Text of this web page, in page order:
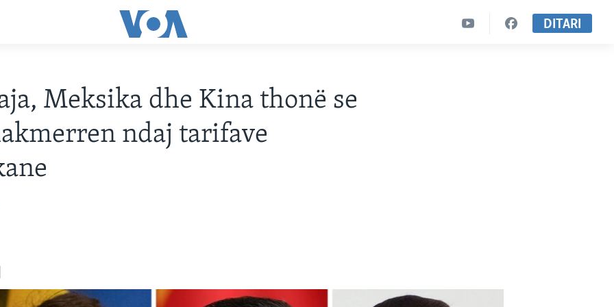
DITARI
Meksika dhe Kina thonë se
ndaj tarifave